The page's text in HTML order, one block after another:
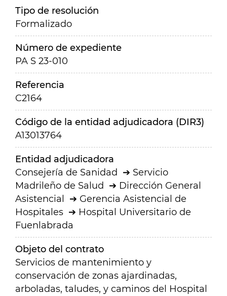
Tipo de resolución
Formalizado
Número de expediente
PA S 23-010
Referencia
C2164
Código de la entidad adjudicadora (DIR3)
A13013764
Entidad adjudicadora
Consejería de Sanidad
Servicio
Madrileño de Salud
Dirección General
Asistencial
Gerencia Asistencial de
Hospitales
Hospital Universitario de
Fuenlabrada
Objeto del contrato
Servicios de mantenimiento y
conservación de zonas ajardinadas,
arboladas, taludes, y caminos del Hospital